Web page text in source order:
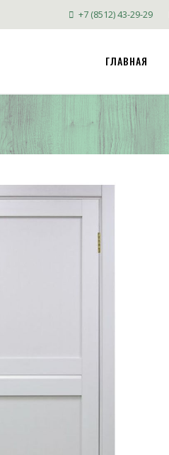
+7 (8512) 43-29-29
ГЛАВНАЯ